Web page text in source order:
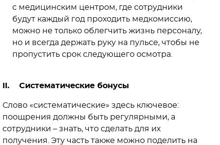
с медицинским центром, где сотрудники
будут каждый год проходить медкомиссию,
можно не только облегчить жизнь персоналу,
но и всегда держать руку на пульсе, чтобы не
пропустить срок следующего осмотра.
II. Систематические бонусы
Слово «систематические» здесь ключевое:
поощрения должны быть регулярными, а
сотрудники – знать, что сделать для их
получения. Эту часть также можно поделить на